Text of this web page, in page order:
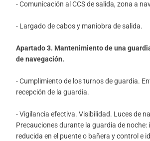
- Comunicación al CCS de salida, zona a
- Largado de cabos y maniobra de salida.
Apartado 3. Mantenimiento de una
de navegación.
- Cumplimiento de los turnos de guardia.
recepción de la guardia.
- Vigilancia efectiva. Visibilidad. Luces de
Precauciones durante la guardia de noche:
reducida en el puente o bañera y control e